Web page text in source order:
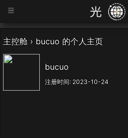
=
主控舱 › bucuo 的个人主页
bucuo
注册时间: 2023-10-24